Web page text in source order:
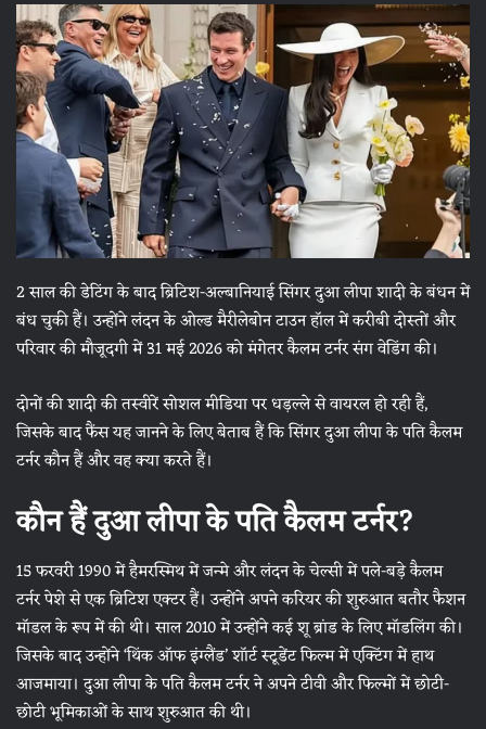
2 साल की डेटिंग के बाद ब्रिटिश-अल्बानियाई सिंगर दुआ लीपा शादी के बंधन में
बंध चुकी हैं। उन्होंने लंदन के ओल्ड मैरीलेबोन टाउन हॉल में करीबी दोस्तों और
परिवार की मौजूदगी में 31 मई 2026 को मंगेतर कैलम टर्नर संग वेडिंग की।
दोनों की शादी की तस्वीरें सोशल मीडिया पर धड़ल्ले से वायरल हो रही हैं,
जिसके बाद फैंस यह जानने के लिए बेताब हैं कि सिंगर दुआ लीपा के पति कैलम
टर्नर कौन हैं और वह क्या करते हैं।
कौन हैं दुआ लीपा के पति कैलम टर्नर?
15 फरवरी 1990 में हैमरस्मिथ में जन्मे और लंदन के चेल्सी में पले-बड़े कैलम
टर्नर पेशे से एक ब्रिटिश एक्टर हैं। उन्होंने अपने करियर की शुरुआत बतौर फैशन
मॉडल के रूप में की थी। साल 2010 में उन्होंने कई शू ब्रांड के लिए मॉडलिंग की।
जिसके बाद उन्होंने ‘थिंक ऑफ इंग्लैंड’ शॉर्ट स्टूडेंट फिल्म में एक्टिंग में हाथ
आजमाया। दुआ लीपा के पति कैलम टर्नर ने अपने टीवी और फिल्मों में छोटी-
छोटी भूमिकाओं के साथ शुरुआत की थी।